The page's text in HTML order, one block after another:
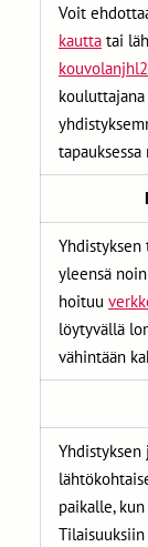
Voit
kautta tai
yleensä
hoituu
löytyvällä
vähintään
paikalle,